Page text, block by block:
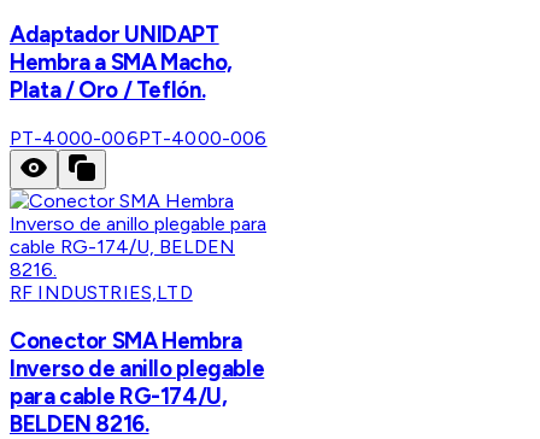
Adaptador UNIDAPT
Hembra a SMA Macho,
Plata / Oro / Teflón.
PT-4000-006PT-4000-006
RF INDUSTRIES,LTD
Conector SMA Hembra
Inverso de anillo plegable
para cable RG-174/U,
BELDEN 8216.